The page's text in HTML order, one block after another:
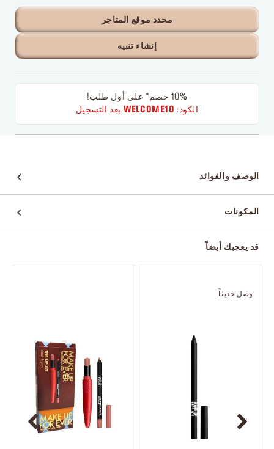
محدد موقع المتاجر
إنشاء تنبيه
10% خصم* على أول طلب!
الكود: WELCOME10بعد التسجيل
الوصف والفوائد
المكونات
قد يعجبك أيضاً
وصل حديثاً